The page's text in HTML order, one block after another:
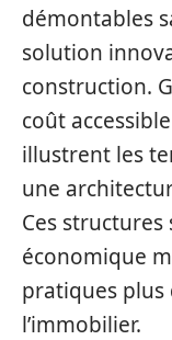
démontables
solution
construction.
coût
illustrent les
une
Ces
économique
pratiques plus
l’immobilier.